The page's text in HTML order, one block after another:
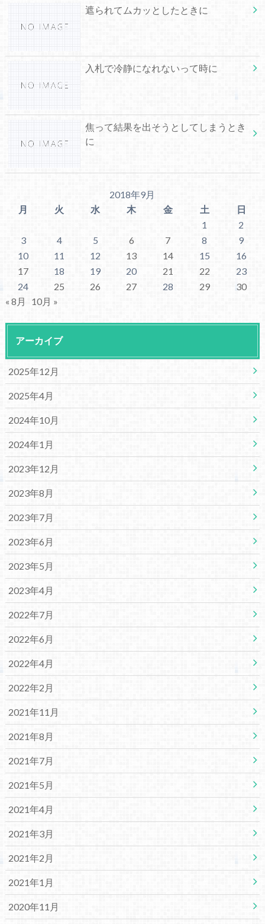
遮られてムカッとしたときに
入札で冷静になれないって時に
焦って結果を出そうとしてしまうとき
に
2018年9月
月
火 水 木 金 土
日
1
2
3
4 5 6 7 8
9
10
11 12 13 14 15
16
17
18 19 20 21 22
23
24
25 26 27 28 29
30
« 8月
10月 »
アーカイブ
2025年12月
2025年4月
2024年10月
2024年1月
2023年12月
2023年8月
2023年7月
2023年6月
2023年5月
2023年4月
2022年7月
2022年6月
2022年4月
2022年2月
2021年11月
2021年8月
2021年7月
2021年5月
2021年4月
2021年3月
2021年2月
2021年1月
2020年11月